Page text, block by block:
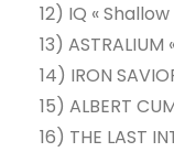
12) IQ «
13)
14) IRON
15) ALBERT
16) THE LAST